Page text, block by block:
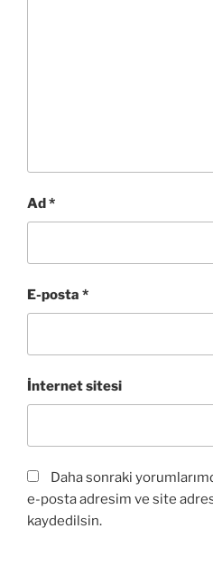
Ad*
E-posta *
İnternet sitesi
Daha sonraki
e-posta adresim ve site
kaydedilsin.